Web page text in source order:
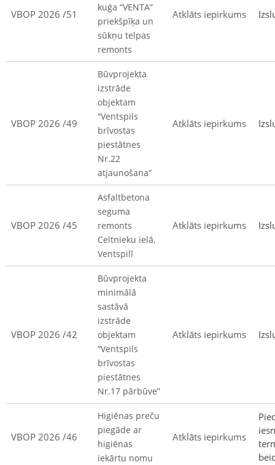
VBOP 2026 /51
kuģa “VENTA”
priekšpīķa un
sūkņu telpas
remonts
Atklāts iepirkums
VBOP 2026 /49
Būvprojekta
izstrāde
objektam
“Ventspils
brīvostas
piestātnes
Nr.22
atjaunošana”
Atklāts iepirkums
VBOP 2026 /45
Asfaltbetona
seguma
remonts
Celtnieku ielā,
Ventspilī
Atklāts iepirkums
VBOP 2026 /42
Būvprojekta
minimālā
sastāvā
izstrāde
objektam
“Ventspils
brīvostas
piestātnes
Nr.17 pārbūve”
Atklāts iepirkums
VBOP 2026 /46
Higiēnas preču
piegāde ar
higiēnas
iekārtu nomu
Atklāts iepirkums